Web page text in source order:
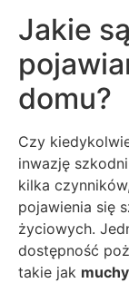
Jakie
domu?
Czy
inwazję
kilka
pojawienia się
życiowych.
dostępność
takie jak muchy